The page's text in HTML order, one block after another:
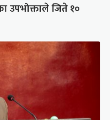
उपभोक्ताले जिते १०